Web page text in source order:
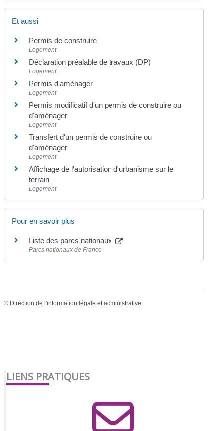
Et aussi
Permis de construire
Logement
Déclaration préalable de travaux (DP)
Logement
Permis d'aménager
Logement
Permis modificatif d'un permis de construire ou
d'aménager
Logement
Transfert d'un permis de construire ou
d'aménager
Logement
Affichage de l'autorisation d'urbanisme sur le
terrain
Logement
Pour en savoir plus
Liste des parcs nationaux
Parcs nationaux de France
© Direction de l'information légale et administrative
LIENS PRATIQUES